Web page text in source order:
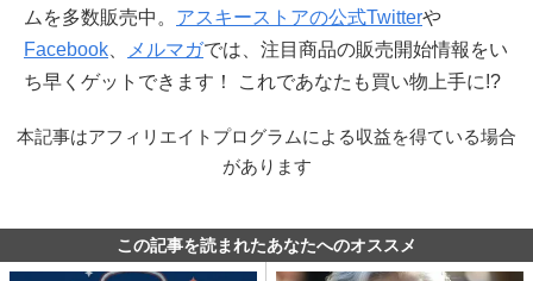
ムを多数販売中。 アスキーストアの公式Twitterや
Facebook
メルマガでは、注目商品の販売開始情報をい
ち早くゲットできます！ これであなたも買い物上手に!?
本記事はアフィリエイトプログラムによる収益を得ている場合
があります
この記事を読まれたあなたへのオススメ